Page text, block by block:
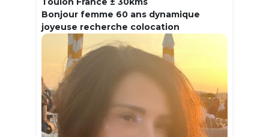
Bonjour femme 60 ans dynamique
joyeuse recherche colocation